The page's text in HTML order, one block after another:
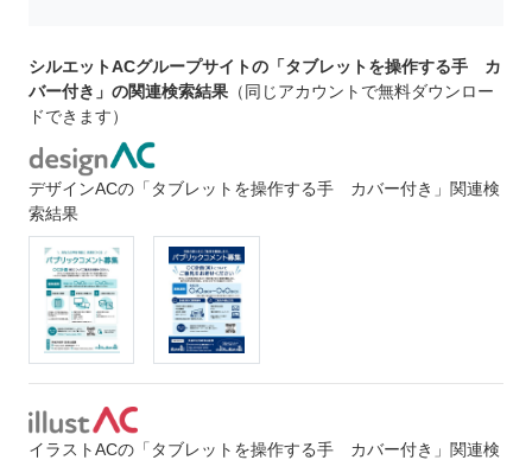
シルエットACグループサイトの「タブレットを操作する手 カ
バー付き」の関連検索結果 （同じアカウントで無料ダウンロー
ドできます）
デザインACの「タブレットを操作する手 カバー付き」関連検
索結果
イラストACの「タブレットを操作する手 カバー付き」関連検